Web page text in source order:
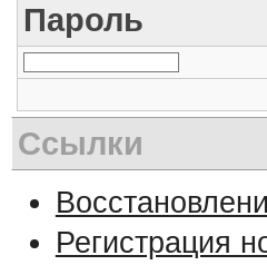
Пароль
Ссылки
Регистрация